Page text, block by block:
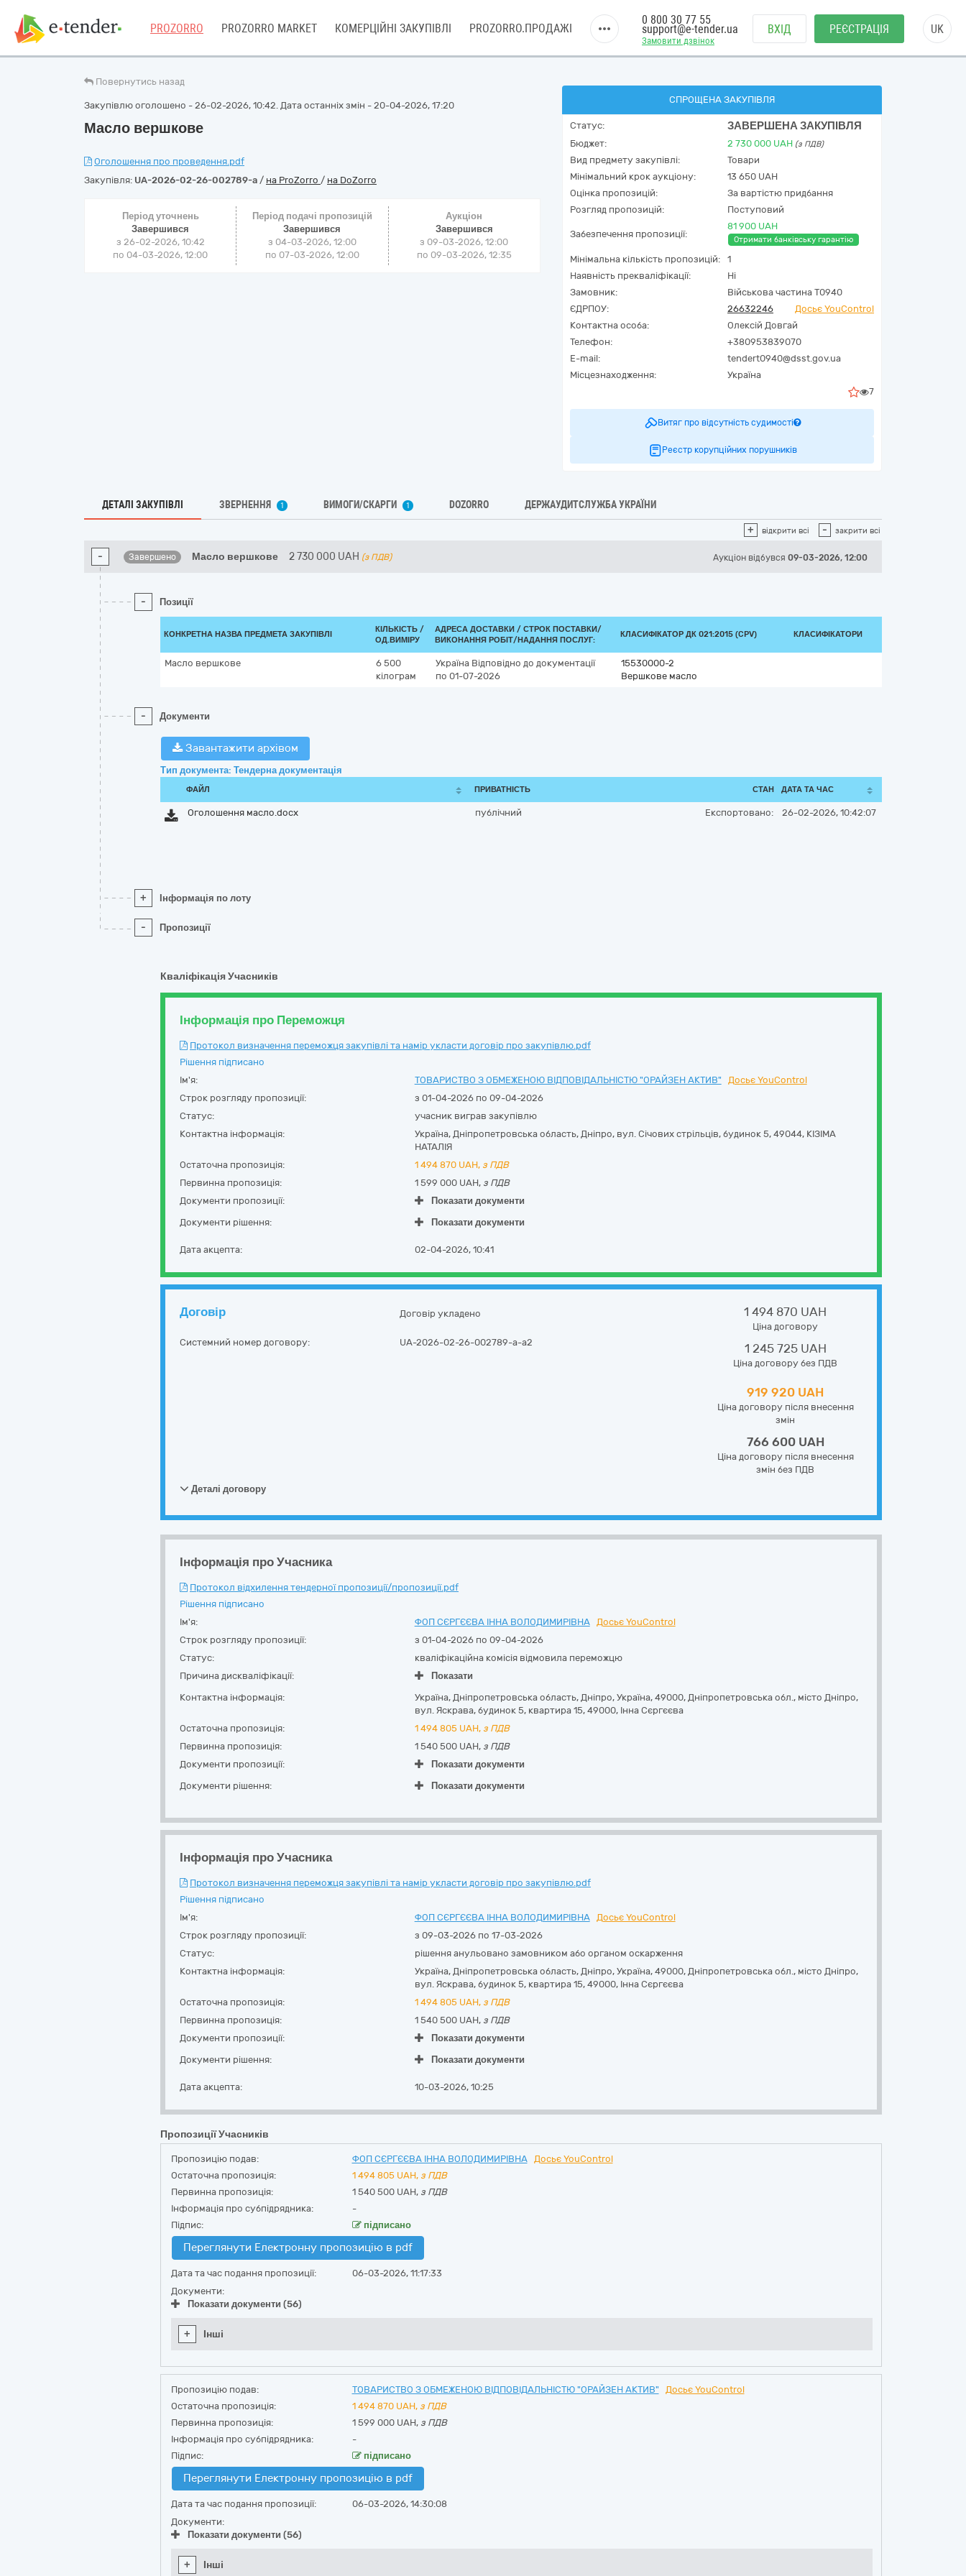
PROZORRO PROZORRO MARKET КОМЕРЦІЙНІ ЗАКУПІВЛІ PROZORRO.ПРОДАЖІ
Замовити дзвінок
0 800 30 77 55
support@e-tender.ua ВХІД РЕЄСТРАЦІЯ UK
Повернутись назад
Закупівлю оголошено - 26-02-2026, 10:42. Дата останніх змін - 20-04-2026, 17:20
Масло вершкове
Оголошення про проведення.pdf
Закупівля: UA-2026-02-26-002789-a / на ProZorro / на DoZorro
Період уточнень
Завершився
з 26-02-2026, 10:42
по 04-03-2026, 12:00
Період подачі пропозицій
Завершився
з 04-03-2026, 12:00
по 07-03-2026, 12:00
Аукціон
Завершився
з 09-03-2026, 12:00
по 09-03-2026, 12:35
СПРОЩЕНА ЗАКУПІВЛЯ
Статус: ЗАВЕРШЕНА ЗАКУПІВЛЯ
Бюджет: 2 730 000 UAH (з ПДВ)
Вид предмету закупівлі:
Товари
Мінімальний крок аукціону:
13 650 UAH
Оцінка пропозицій:
За вартістю придбання
Розгляд пропозицій:
Поступовий
Забезпечення пропозиції:
81 900 UAH
Отримати банківську гарантію
Мінімальна кількість пропозицій:
1
Наявність прекваліфікації:
Ні
Замовник:
Військова частина Т0940
ЄДРПОУ:
26632246
Досьє YouControl
Контактна особа:
Олексій Довгай
Телефон:
+380953839070
E-mail:
tendert0940@dsst.gov.ua
Місцезнаходження:
Україна
7
Витяг про відсутність судимості
Реєстр корупційних порушників
ДЕТАЛІ ЗАКУПІВЛІ ЗВЕРНЕННЯ 1 ВИМОГИ/СКАРГИ 1 DOZORRO ДЕРЖАУДИТСЛУЖБА УКРАЇНИ
+ відкрити всі - закрити всі
- Завершено Масло вершкове 2 730 000 UAH (з ПДВ) Аукціон відбувся 09-03-2026, 12:00
- Позиції
КОНКРЕТНА НАЗВА ПРЕДМЕТА ЗАКУПІВЛІ
КІЛЬКІСТЬ /
ОД.ВИМІРУ
АДРЕСА ДОСТАВКИ / СТРОК ПОСТАВКИ/
ВИКОНАННЯ РОБІТ/НАДАННЯ ПОСЛУГ:
КЛАСИФІКАТОР ДК 021:2015 (CPV) КЛАСИФІКАТОРИ
Масло вершкове
6 500
кілограм
Україна Відповідно до документації
по 01-07-2026
15530000-2
Вершкове масло
- Документи
Завантажити архівом
Тип документа: Тендерна документація
ФАЙЛ ПРИВАТНІСТЬ СТАН ДАТА ТА ЧАС
Оголошення масло.docx публічний Експортовано: 26-02-2026, 10:42:07
+ Інформація по лоту
- Пропозиції
Кваліфікація Учасників
Інформація про Переможця
Протокол визначення переможця закупівлі та намір укласти договір про закупівлю.pdf
Рішення підписано
Ім'я:
ТОВАРИСТВО З ОБМЕЖЕНОЮ ВІДПОВІДАЛЬНІСТЮ "ОРАЙЗЕН АКТИВ"
Досьє YouControl
Строк розгляду пропозиції:
з 01-04-2026 по 09-04-2026
Статус:
учасник виграв закупівлю
Контактна інформація:
Україна, Дніпропетровська область, Дніпро, вул. Січових стрільців, будинок 5, 49044, КІЗІМА
НАТАЛІЯ
Остаточна пропозиція:
1 494 870 UAH, з ПДВ
Первинна пропозиція:
1 599 000 UAH, з ПДВ
Документи пропозиції:
Показати документи
Документи рішення:
Показати документи
Дата акцепта: 02-04-2026, 10:41
Договір Договір укладено
Системний номер договору: UA-2026-02-26-002789-a-a2
1 494 870 UAH
Ціна договору
1 245 725 UAH
Ціна договору без ПДВ
919 920 UAH
Ціна договору після внесення
змін
766 600 UAH
Ціна договору після внесення
змін без ПДВ
Деталі договору
Інформація про Учасника
Протокол відхилення тендерної пропозиції/пропозиції.pdf
Рішення підписано
Ім'я:
ФОП СЄРГЄЄВА ІННА ВОЛОДИМИРІВНА
Досьє YouControl
Строк розгляду пропозиції:
з 01-04-2026 по 09-04-2026
Статус:
кваліфікаційна комісія відмовила переможцю
Причина дискваліфікації:
Показати
Контактна інформація:
Україна, Дніпропетровська область, Дніпро, Україна, 49000, Дніпропетровська обл., місто Дніпро,
вул. Яскрава, будинок 5, квартира 15, 49000, Інна Сєргєєва
Остаточна пропозиція:
1 494 805 UAH, з ПДВ
Первинна пропозиція:
1 540 500 UAH, з ПДВ
Документи пропозиції:
Показати документи
Документи рішення:
Показати документи
Інформація про Учасника
Протокол визначення переможця закупівлі та намір укласти договір про закупівлю.pdf
Рішення підписано
Ім'я:
ФОП СЄРГЄЄВА ІННА ВОЛОДИМИРІВНА
Досьє YouControl
Строк розгляду пропозиції:
з 09-03-2026 по 17-03-2026
Статус:
рішення анульовано замовником або органом оскарження
Контактна інформація:
Україна, Дніпропетровська область, Дніпро, Україна, 49000, Дніпропетровська обл., місто Дніпро,
вул. Яскрава, будинок 5, квартира 15, 49000, Інна Сєргєєва
Остаточна пропозиція:
1 494 805 UAH, з ПДВ
Первинна пропозиція:
1 540 500 UAH, з ПДВ
Документи пропозиції:
Показати документи
Документи рішення:
Показати документи
Дата акцепта: 10-03-2026, 10:25
Пропозиції Учасників
Пропозицію подав: ФОП СЄРГЄЄВА ІННА ВОЛОДИМИРІВНА
Досьє YouControl
Остаточна пропозиція:
1 494 805 UAH, з ПДВ
Первинна пропозиція:
1 540 500 UAH, з ПДВ
Інформація про субпідрядника:
-
Підпис:
підписано
Переглянути Електронну пропозицію в pdf
Дата та час подання пропозиції:
06-03-2026, 11:17:33
Документи:
Показати документи (56)
+ Інші
Пропозицію подав: ТОВАРИСТВО З ОБМЕЖЕНОЮ ВІДПОВІДАЛЬНІСТЮ "ОРАЙЗЕН АКТИВ"
Досьє YouControl
Остаточна пропозиція:
1 494 870 UAH, з ПДВ
Первинна пропозиція:
1 599 000 UAH, з ПДВ
Інформація про субпідрядника:
-
Підпис:
підписано
Переглянути Електронну пропозицію в pdf
Дата та час подання пропозиції:
06-03-2026, 14:30:08
Документи:
Показати документи (56)
+ Інші